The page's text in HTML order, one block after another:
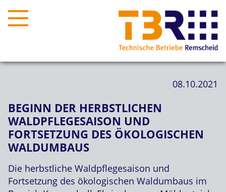
08.10.2021
BEGINN DER HERBSTLICHEN
WALDPFLEGESAISON UND
FORTSETZUNG DES ÖKOLOGISCHEN
WALDUMBAUS
Die herbstliche Waldpflegesaison und
Fortsetzung des ökologischen Waldumbaus im